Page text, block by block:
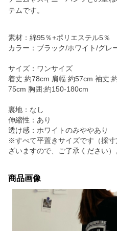
テムです。
素材：綿95％+ポリエステル5％
カラー：ブラック/ホワイト/グレ
サイズ：ワンサイズ
着丈:約78cm 肩幅:約57cm 袖丈:
75cm 胸囲:約150-180cm
裏地：なし
伸縮性：あり
透け感：ホワイトのみややあり
※すべて平置きサイズです（採
ざいますので、ご了承ください）
商品画像